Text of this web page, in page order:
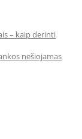
– kaip derinti
nešiojamas